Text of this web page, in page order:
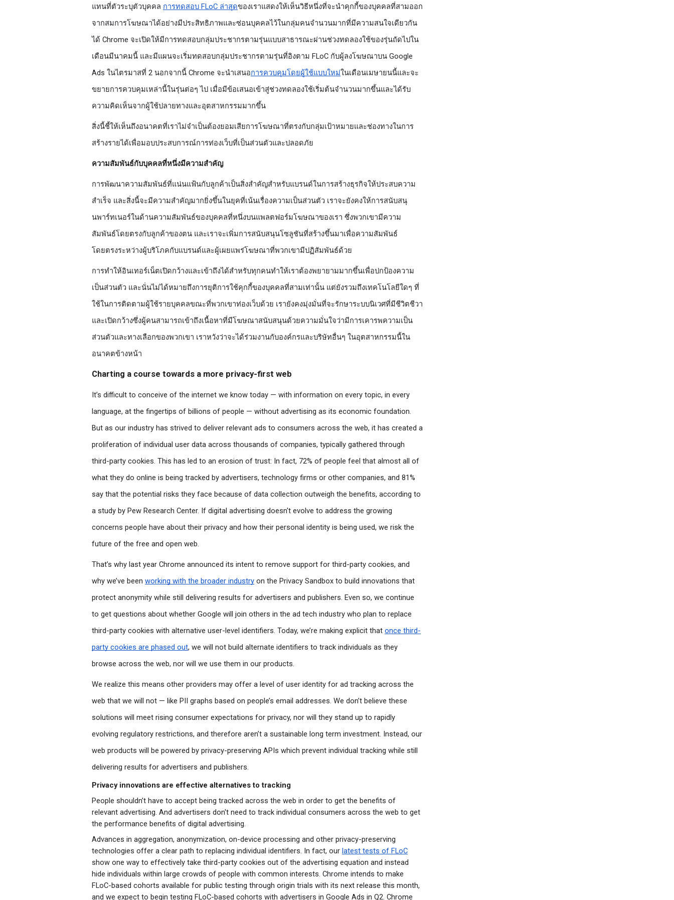
แทนที่ตัวระบุตัวบุคคล การทดสอบ FLoC ล่าสุดของเราแสดงให้เห็นวิธีหนึ่งที่จะนำคุกกี้ของบุคคลที่สามออก
จากสมการโฆษณาได้อย่างมีประสิทธิภาพและซ่อนบุคคลไว้ในกลุ่มคนจำนวนมากที่มีความสนใจเดียวกัน
ได้ Chrome จะเปิดให้มีการทดสอบกลุ่มประชากรตามรุ่นแบบสาธารณะผ่านช่วงทดลองใช้ของรุ่นถัดไปใน
เดือนมีนาคมนี้ และมีแผนจะเริ่มทดสอบกลุ่มประชากรตามรุ่นที่อิงตาม FLoC กับผู้ลงโฆษณาบน Google
Ads ในไตรมาสที่ 2 นอกจากนี้ Chrome จะนำเสนอการควบคุมโดยผู้ใช้แบบใหม่ในเดือนเมษายนนี้และจะ
ขยายการควบคุมเหล่านี้ในรุ่นต่อๆ ไป เมื่อมีข้อเสนอเข้าสู่ช่วงทดลองใช้เริ่มต้นจำนวนมากขึ้นและได้รับ
ความคิดเห็นจากผู้ใช้ปลายทางและอุตสาหกรรมมากขึ้น
สิ่งนี้ชี้ให้เห็นถึงอนาคตที่เราไม่จำเป็นต้องยอมเสียการโฆษณาที่ตรงกับกลุ่มเป้าหมายและช่องทางในการ
สร้างรายได้เพื่อมอบประสบการณ์การท่องเว็บที่เป็นส่วนตัวและปลอดภัย
ความสัมพันธ์กับบุคคลที่หนึ่งมีความสำคัญ
การพัฒนาความสัมพันธ์ที่แน่นแฟ้นกับลูกค้าเป็นสิ่งสำคัญสำหรับแบรนด์ในการสร้างธุรกิจให้ประสบความ
สำเร็จ และสิ่งนี้จะมีความสำคัญมากยิ่งขึ้นในยุคที่เน้นเรื่องความเป็นส่วนตัว เราจะยังคงให้การสนับสนุ
นพาร์ทเนอร์ในด้านความสัมพันธ์ของบุคคลที่หนึ่งบนแพลตฟอร์มโฆษณาของเรา ซึ่งพวกเขามีความ
สัมพันธ์โดยตรงกับลูกค้าของตน และเราจะเพิ่มการสนับสนุนโซลูชันที่สร้างขึ้นมาเพื่อความสัมพันธ์
โดยตรงระหว่างผู้บริโภคกับแบรนด์และผู้เผยแพร่โฆษณาที่พวกเขามีปฏิสัมพันธ์ด้วย
การทำให้อินเทอร์เน็ตเปิดกว้างและเข้าถึงได้สำหรับทุกคนทำให้เราต้องพยายามมากขึ้นเพื่อปกป้องความ
เป็นส่วนตัว และนั่นไม่ได้หมายถึงการยุติการใช้คุกกี้ของบุคคลที่สามเท่านั้น แต่ยังรวมถึงเทคโนโลยีใดๆ ที่
ใช้ในการติดตามผู้ใช้รายบุคคลขณะที่พวกเขาท่องเว็บด้วย เรายังคงมุ่งมั่นที่จะรักษาระบบนิเวศที่มีชีวิตชีวา
และเปิดกว้างซึ่งผู้คนสามารถเข้าถึงเนื้อหาที่มีโฆษณาสนับสนุนด้วยความมั่นใจว่ามีการเคารพความเป็น
ส่วนตัวและทางเลือกของพวกเขา เราหวังว่าจะได้ร่วมงานกับองค์กรและบริษัทอื่นๆ ในอุตสาหกรรมนี้ใน
อนาคตข้างหน้า
Charting a course towards a more privacy-first web
It’s difficult to conceive of the internet we know today — with information on every topic, in every
language, at the fingertips of billions of people — without advertising as its economic foundation.
But as our industry has strived to deliver relevant ads to consumers across the web, it has created a
proliferation of individual user data across thousands of companies, typically gathered through
third-party cookies. This has led to an erosion of trust: In fact, 72% of people feel that almost all of
what they do online is being tracked by advertisers, technology firms or other companies, and 81%
say that the potential risks they face because of data collection outweigh the benefits, according to
a study by Pew Research Center. If digital advertising doesn't evolve to address the growing
concerns people have about their privacy and how their personal identity is being used, we risk the
future of the free and open web.
That’s why last year Chrome announced its intent to remove support for third-party cookies, and
why we’ve been working with the broader industry on the Privacy Sandbox to build innovations that
protect anonymity while still delivering results for advertisers and publishers. Even so, we continue
to get questions about whether Google will join others in the ad tech industry who plan to replace
third-party cookies with alternative user-level identifiers. Today, we’re making explicit that once third-
party cookies are phased out, we will not build alternate identifiers to track individuals as they
browse across the web, nor will we use them in our products.
We realize this means other providers may offer a level of user identity for ad tracking across the
web that we will not — like PII graphs based on people’s email addresses. We don’t believe these
solutions will meet rising consumer expectations for privacy, nor will they stand up to rapidly
evolving regulatory restrictions, and therefore aren’t a sustainable long term investment. Instead, our
web products will be powered by privacy-preserving APIs which prevent individual tracking while still
delivering results for advertisers and publishers.
Privacy innovations are effective alternatives to tracking
People shouldn’t have to accept being tracked across the web in order to get the benefits of
relevant advertising. And advertisers don't need to track individual consumers across the web to get
the performance benefits of digital advertising.
Advances in aggregation, anonymization, on-device processing and other privacy-preserving
technologies offer a clear path to replacing individual identifiers. In fact, our latest tests of FLoC
show one way to effectively take third-party cookies out of the advertising equation and instead
hide individuals within large crowds of people with common interests. Chrome intends to make
FLoC-based cohorts available for public testing through origin trials with its next release this month,
and we expect to begin testing FLoC-based cohorts with advertisers in Google Ads in Q2. Chrome